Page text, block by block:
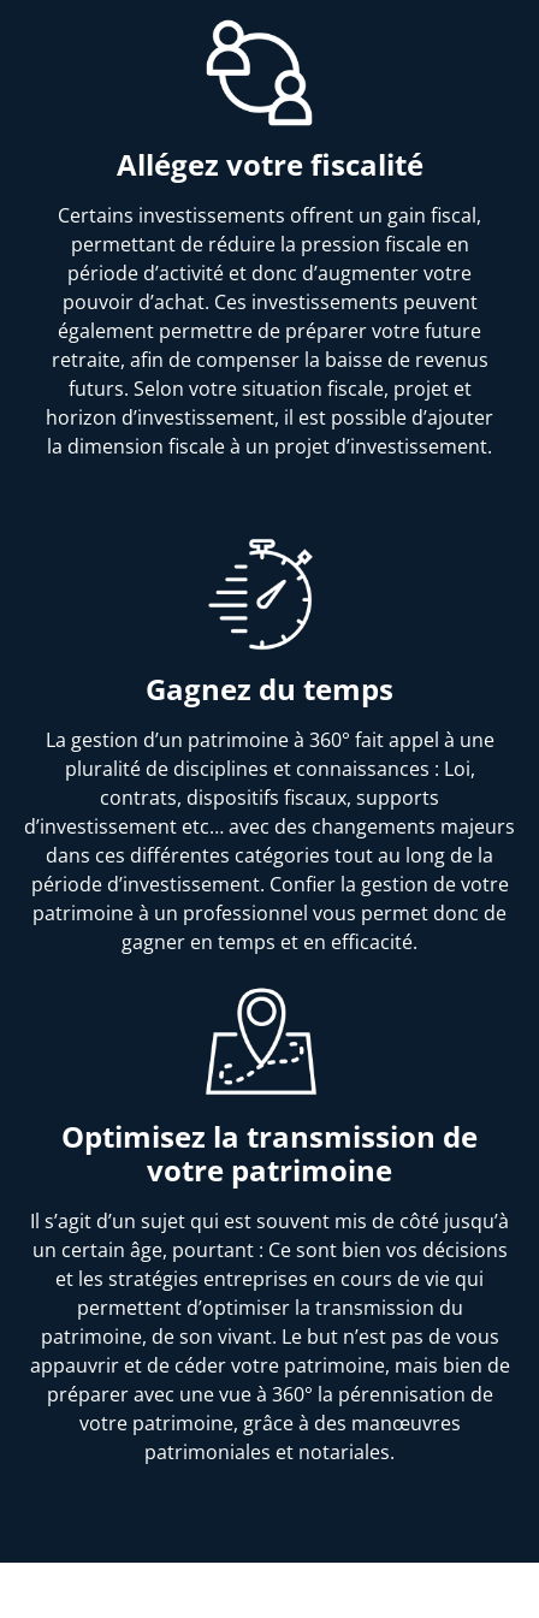
Allégez votre fiscalité
Certains investissements offrent un gain fiscal,
permettant de réduire la pression fiscale en
période d’activité et donc d’augmenter votre
pouvoir d’achat. Ces investissements peuvent
également permettre de préparer votre future
retraite, afin de compenser la baisse de revenus
futurs. Selon votre situation fiscale, projet et
horizon d’investissement, il est possible d’ajouter
la dimension fiscale à un projet d’investissement.
Gagnez du temps
La gestion d’un patrimoine à 360° fait appel à une
pluralité de disciplines et connaissances : Loi,
contrats, dispositifs fiscaux, supports
d’investissement etc… avec des changements majeurs
dans ces différentes catégories tout au long de la
période d’investissement. Confier la gestion de votre
patrimoine à un professionnel vous permet donc de
gagner en temps et en efficacité.
Optimisez la transmission de
votre patrimoine
Il s’agit d’un sujet qui est souvent mis de côté jusqu’à
un certain âge, pourtant : Ce sont bien vos décisions
et les stratégies entreprises en cours de vie qui
permettent d’optimiser la transmission du
patrimoine, de son vivant. Le but n’est pas de vous
appauvrir et de céder votre patrimoine, mais bien de
préparer avec une vue à 360° la pérennisation de
votre patrimoine, grâce à des manœuvres
patrimoniales et notariales.